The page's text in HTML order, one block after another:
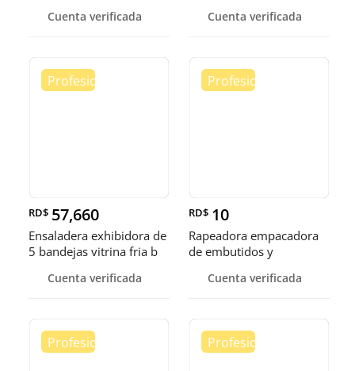
Cuenta verificada Cuenta verificada
RD$ 57,660
Ensaladera exhibidora de
5 bandejas vitrina fria b
Cuenta verificada
RD$ 10
Rapeadora empacadora
de embutidos y
Cuenta verificada